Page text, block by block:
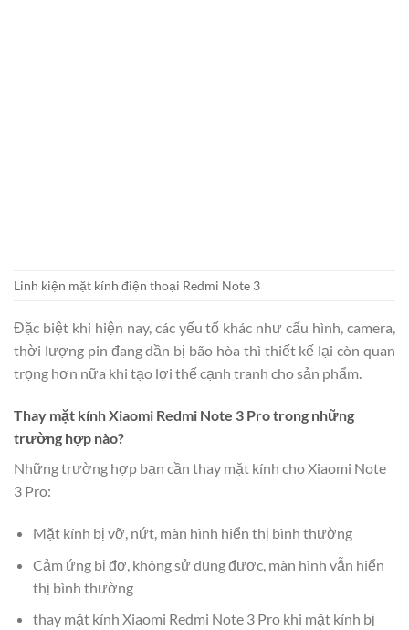
Linh kiện mặt kính điện thoại Redmi Note 3
Đặc biệt khi hiện nay, các yếu tố khác như cấu hình, camera,
thời lượng pin đang dần bị bão hòa thì thiết kế lại còn quan
trọng hơn nữa khi tạo lợi thế cạnh tranh cho sản phẩm.
Thay mặt kính Xiaomi Redmi Note 3 Pro trong những
trường hợp nào?
Những trường hợp bạn cần thay mặt kính cho Xiaomi Note
3 Pro:
Mặt kính bị vỡ, nứt, màn hình hiển thị bình thường
Cảm ứng bị đơ, không sử dụng được, màn hình vẫn hiển
thị bình thường
thay mặt kính Xiaomi Redmi Note 3 Pro khi mặt kính bị